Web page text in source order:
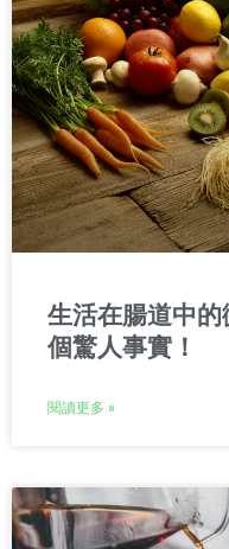
生活在腸道中的
個驚人事實！
閱讀更多 »